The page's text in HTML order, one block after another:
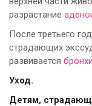
разрастание
После третьего
страдающих
развивается
Уход.
Детям,